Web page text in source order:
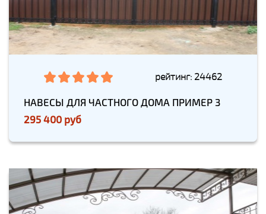
рейтинг: 24462
НАВЕСЫ ДЛЯ ЧАСТНОГО ДОМА ПРИМЕР 3
295 400 руб